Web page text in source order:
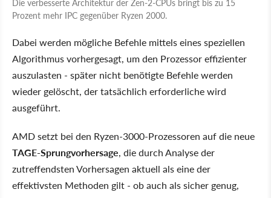
Die verbesserte Architektur der Zen-2-CPUs bringt bis zu 15
Prozent mehr IPC gegenüber Ryzen 2000.
Dabei werden mögliche Befehle mittels eines speziellen
Algorithmus vorhergesagt, um den Prozessor effizienter
auszulasten - später nicht benötigte Befehle werden
wieder gelöscht, der tatsächlich erforderliche wird
ausgeführt.
AMD setzt bei den Ryzen-3000-Prozessoren auf die neue
TAGE-Sprungvorhersage, die durch Analyse der
zutreffendsten Vorhersagen aktuell als eine der
effektivsten Methoden gilt - ob auch als sicher genug,